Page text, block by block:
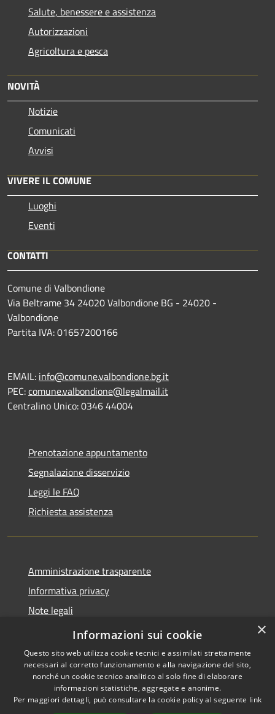
Salute, benessere e assistenza
Autorizzazioni
Agricoltura e pesca
NOVITÀ
Notizie
Comunicati
Avvisi
VIVERE IL COMUNE
Luoghi
Eventi
CONTATTI
Comune di Valbondione
Via Beltrame 34 24020 Valbondione BG - 24020 -
Valbondione
Partita IVA: 01657200166
EMAIL: info@comune.valbondione.bg.it
PEC:comune.valbondione@legalmail.it
Centralino Unico: 0346 44004
Prenotazione appuntamento
Segnalazione disservizio
Leggi le FAQ
Richiesta assistenza
Amministrazione trasparente
Informativa privacy
Note legali
Dichiarazione di accessibilità
Accessibilità
Copyright © 2026 • Comune di
Valbondione • Powered by
×
Informazioni sui cookie
Questo sito web utilizza cookie tecnici e assimilati strettamente
necessari al corretto funzionamento e alla navigazione del sito,
nonché un cookie tecnico analitico al solo fine di elaborare
informazioni statistiche, aggregate e anonime.
Per maggiori dettagli, può consultare la cookie policy al seguente link